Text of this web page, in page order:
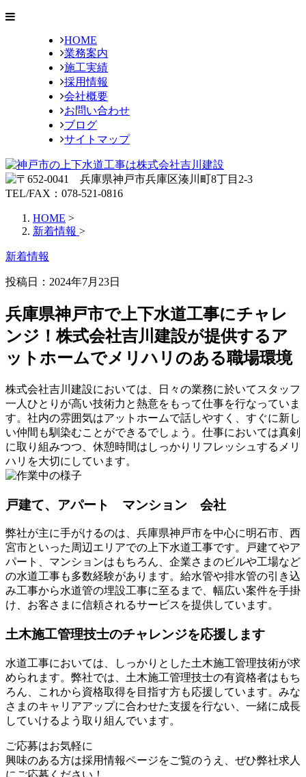
HOME
業務案内
施工実績
採用情報
会社概要
お問い合わせ
ブログ
サイトマップ
HOME >
新着情報 >
新着情報
投稿日： 2024年7月23日
兵庫県神戸市で上下水道工事にチャレ
ンジ！株式会社吉川建設が提供するア
ットホームでメリハリのある職場環境
株式会社吉川建設においては、日々の業務に於いてスタッフ
一人ひとりが高い技術力と熱意をもって仕事を行なっていま
す。社内の雰囲気はアットホームで話しやすく、すぐに新し
い仲間も馴染むことができるでしょう。仕事においては真剣
に取り組みつつ、休憩時間はしっかりリフレッシュするメリ
ハリを大切にしています。
戸建て、アパート マンション 会社
弊社が主に手がけるのは、兵庫県神戸市を中心に明石市、西
宮市といった周辺エリアでの上下水道工事です。戸建てやア
パート、マンションはもちろん、企業さまのビルや工場など
の水道工事も多数経験があります。給水管や排水管の引き込
み工事から水道管の埋設工事に至るまで、幅広い案件を手掛
け、お客さまに信頼されるサービスを提供しています。
土木施工管理技士のチャレンジを応援します
水道工事においては、しっかりとした土木施工管理技術が求
められます。弊社では、土木施工管理技士の有資格者はもち
ろん、これから資格取得を目指す方も応援しています。みな
さまのキャリアアップに合わせた支援を行ない、一緒に成長
していけるよう取り組んでいます。
ご応募はお気軽に
興味のある方は採用情報ページをご覧のうえ、ぜひ弊社求人
にご応募ください！